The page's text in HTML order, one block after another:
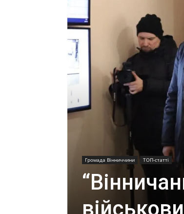
Громада Вінниччини ТОП-статті